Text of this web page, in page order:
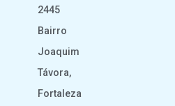
2445
Bairro
Joaquim
Távora,
Fortaleza